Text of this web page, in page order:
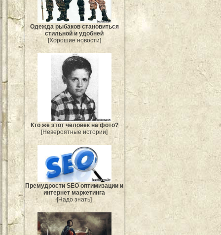
Одежда рыбаков становиться
стильной и удобней
[Хорошие новости]
Кто же этот человек на фото?
[Невероятные истории]
Премудрости SEO оптимизации и
интернет маркетинга
[Надо знать]